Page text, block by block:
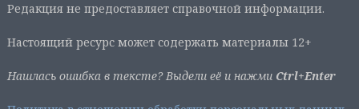
Редакция не предоставляет справочной информации.
Настоящий ресурс может содержать материалы 12+
Нашлась ошибка в тексте? Выдели её и нажми Ctrl+Enter